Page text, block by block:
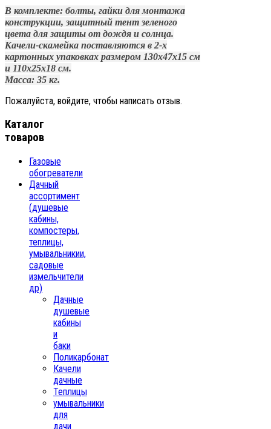
В комплекте: болты, гайки для монтажа
конструкции, защитный тент зеленого
цвета для защиты от дождя и солнца.
Качели-скамейка поставляются в 2-х
картонных упаковках размером 130х47х15 см
и 110х25х18 см.
Масса: 35 кг.
Пожалуйста, войдите, чтобы написать отзыв.
Каталог
товаров
Газовые
обогреватели
Дачный
ассортимент
(душевые
кабины,
компостеры,
теплицы,
умывальникии,
садовые
измельчители
др)
Дачные
душевые
кабины
и
баки
Поликарбонат
Качели
дачные
Теплицы
умывальники
для
дачи